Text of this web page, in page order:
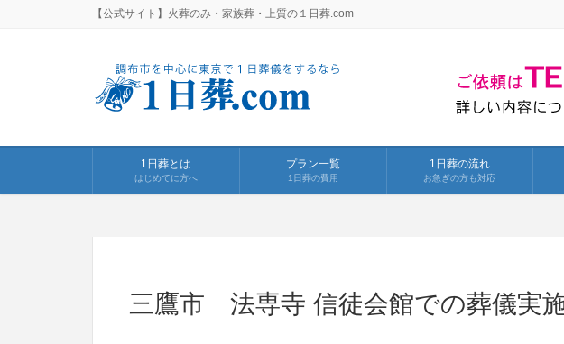
【公式サイト】火葬のみ・家族葬・上質の１日葬.com
1日葬とは
はじめてに方へ
プラン一覧
1日葬の費用
1日葬の流れ
お急ぎの方も対応
三鷹市 法専寺 信徒会館での葬儀実